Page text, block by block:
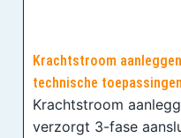
Krachtstroom
technische toepassingen
Krachtstroom
verzorgt 3-fase